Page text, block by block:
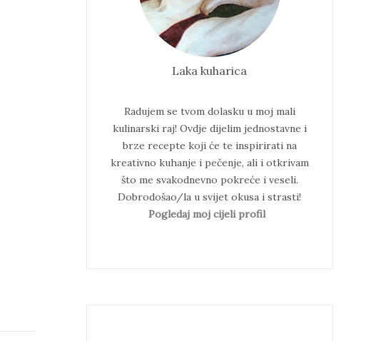
Laka kuharica
Radujem se tvom dolasku u moj mali
kulinarski raj! Ovdje dijelim jednostavne i
brze recepte koji će te inspirirati na
kreativno kuhanje i pečenje, ali i otkrivam
što me svakodnevno pokreće i veseli.
Dobrodošao/la u svijet okusa i strasti!
Pogledaj moj cijeli profil